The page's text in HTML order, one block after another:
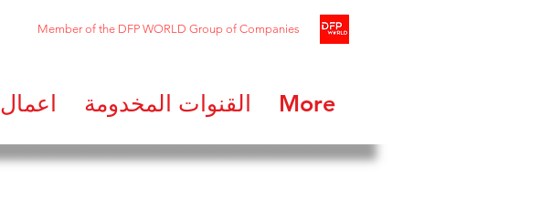
Member of the DFP WORLD Group of Companies
اعمال القنوات المخدومة More